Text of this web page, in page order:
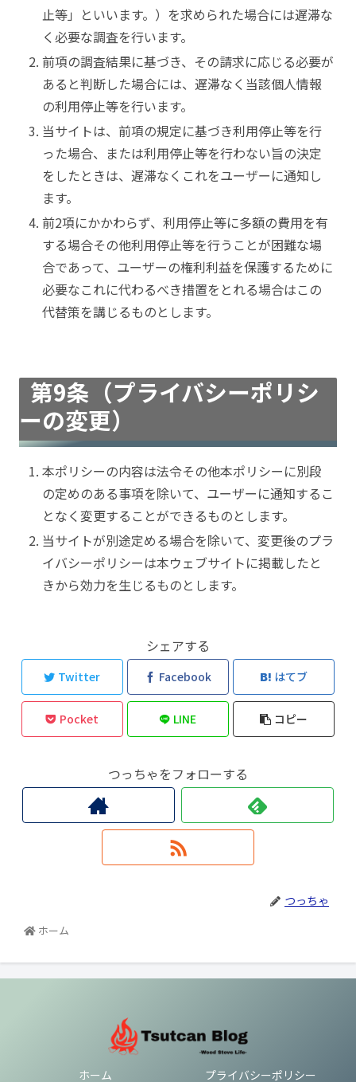
止等」といいます。）を求められた場合には遅滞な
く必要な調査を行います。
前項の調査結果に基づき、その請求に応じる必要が
あると判断した場合には、遅滞なく当該個人情報
の利用停止等を行います。
当サイトは、前項の規定に基づき利用停止等を行
った場合、または利用停止等を行わない旨の決定
をしたときは、遅滞なくこれをユーザーに通知し
ます。
前2項にかかわらず、利用停止等に多額の費用を有
する場合その他利用停止等を行うことが困難な場
合であって、ユーザーの権利利益を保護するために
必要なこれに代わるべき措置をとれる場合はこの
代替策を講じるものとします。
第9条（プライバシーポリシ
ーの変更）
本ポリシーの内容は法令その他本ポリシーに別段
の定めのある事項を除いて、ユーザーに通知するこ
となく変更することができるものとします。
当サイトが別途定める場合を除いて、変更後のプラ
イバシーポリシーは本ウェブサイトに掲載したと
きから効力を生じるものとします。
シェアする
Twitter Facebook はてブ
Pocket LINE コピー
つっちゃをフォローする
つっちゃ
ホーム
ホーム プライバシーポリシー